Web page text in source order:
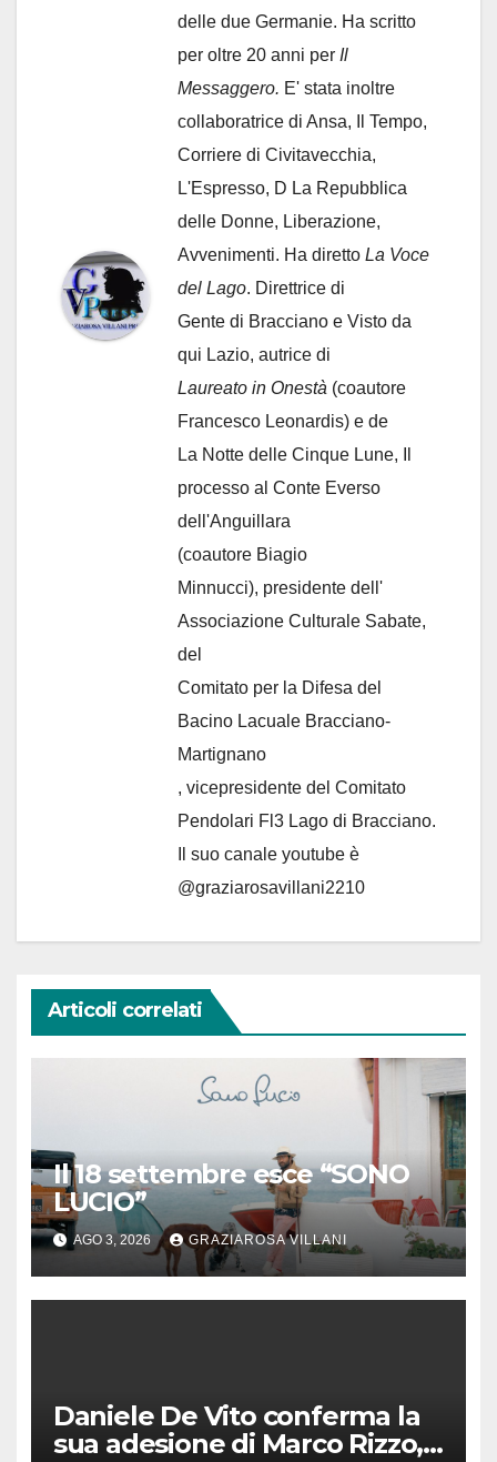
delle due Germanie. Ha scritto
per oltre 20 anni per Il
Messaggero. E' stata inoltre
collaboratrice di Ansa, Il Tempo,
Corriere di Civitavecchia,
L'Espresso, D La Repubblica
delle Donne, Liberazione,
Avvenimenti. Ha diretto La Voce
del Lago. Direttrice di
Gente di Bracciano e Visto da
qui Lazio, autrice di
Laureato in Onestà (coautore
Francesco Leonardis) e de
La Notte delle Cinque Lune, Il
processo al Conte Everso
dell'Anguillara
(coautore Biagio
Minnucci), presidente dell'
Associazione Culturale Sabate,
del
Comitato per la Difesa del
Bacino Lacuale Bracciano-
Martignano
, vicepresidente del Comitato
Pendolari Fl3 Lago di Bracciano.
Il suo canale youtube è
@graziarosavillani2210
Articoli correlati
Il 18 settembre esce “SONO
LUCIO”
AGO 3, 2026 GRAZIAROSA VILLANI
Daniele De Vito conferma la
sua adesione di Marco Rizzo,